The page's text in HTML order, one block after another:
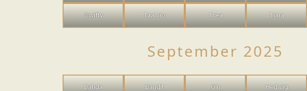
Swifty Taamio Thea Tiara
September 2025
Batida Bandit Gin Hedwig